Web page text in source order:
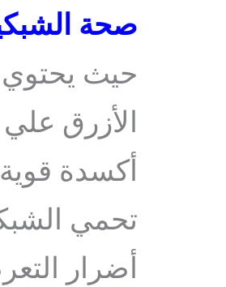
صحة
حيث يحتوي
الأزرق
أكسدة
تحمي
أضرار